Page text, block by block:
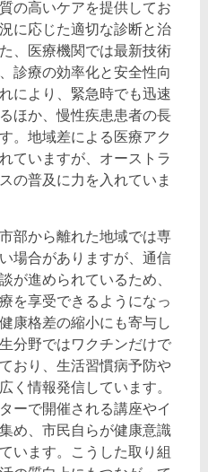
の高いケアを提供してお
に応じた適切な診断と治
、医療機関では最新技術
診療の効率化と安全性向
により、緊急時でも迅速
ほか、慢性疾患患者の長
。地域差による医療アク
ていますが、オーストラ
の普及に力を入れていま
部から離れた地域では専
場合がありますが、通信
が進められているため、
を享受できるようになっ
康格差の縮小にも寄与し
分野ではワクチンだけで
おり、生活習慣病予防や
く情報発信しています。
ーで開催される講座やイ
め、市民自らが健康意識
います。こうした取り組